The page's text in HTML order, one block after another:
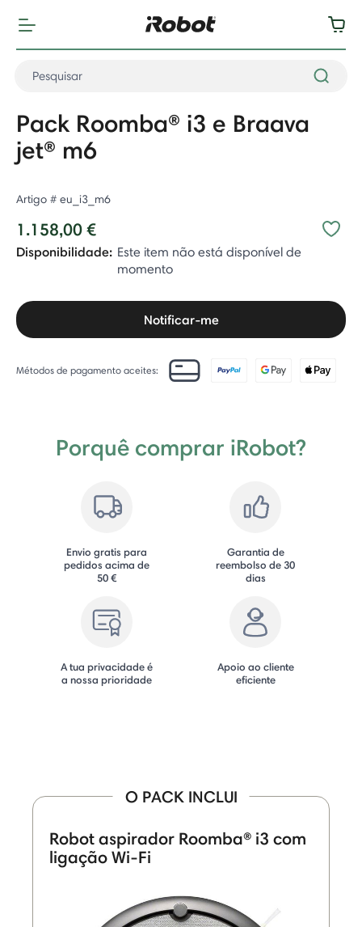
Pack Roomba® i3 e Braava
jet® m6
Artigo # eu_i3_m6
1.158,00 €
Disponibilidade: Este item não está disponível de
momento
Notificar-me
Métodos de pagamento aceites:
Porquê comprar iRobot?
Envio gratis para
pedidos acima de
50 €
Garantia de
reembolso de 30
dias
A tua privacidade é
a nossa prioridade
Apoio ao cliente
eficiente
O PACK INCLUI
Robot aspirador Roomba® i3 com
ligação Wi-Fi